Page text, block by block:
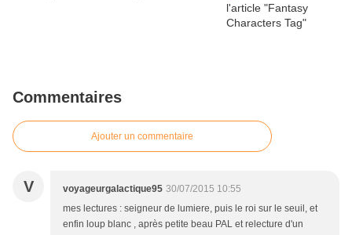
Commentaires
Ajouter un commentaire
V voyageurgalactique95 30/07/2015 10:55
mes lectures : seigneur de lumiere, puis le roi sur le seuil, et
enfin loup blanc , après petite beau PAL et relecture d'un